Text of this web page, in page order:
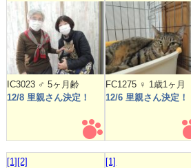
IC3023 ♂ 5ヶ月齢
12/8 里親さん決定！
FC1275 ♀ 1歳1ヶ月
12/6 里親さん決定！
[1] [2] [1]